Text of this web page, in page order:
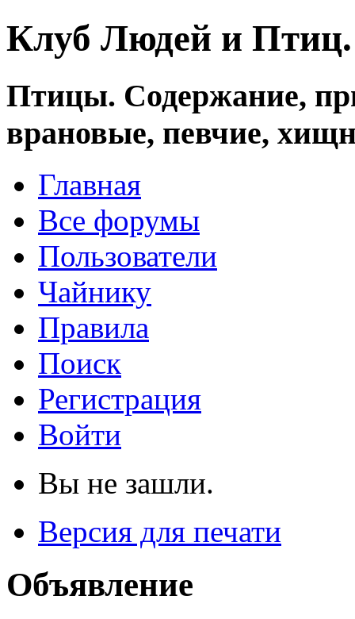
Клуб Людей и
Птицы. Содержание,
врановые, певчие,
Главная
Все форумы
Пользователи
Чайнику
Правила
Поиск
Регистрация
Войти
Вы не зашли.
Версия для печати
Объявление